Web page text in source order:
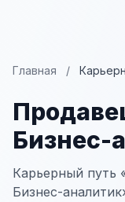
Главная /
Бизнес-
Карьерный путь
Бизнес-